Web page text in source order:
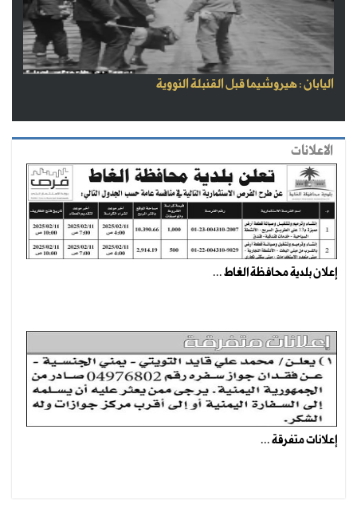
اليابان : هيروشيما قبل القنبلة النووية
الاعلانات
إعلان بلدية محافظة الغاط ...
إعلانات متفرقة ...